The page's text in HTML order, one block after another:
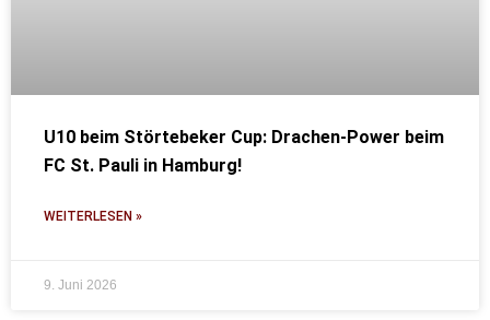
U10 beim Störtebeker Cup: Drachen-Power beim
FC St. Pauli in Hamburg!
WEITERLESEN »
9. Juni 2026